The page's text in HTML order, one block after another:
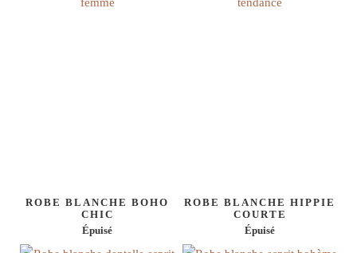
ROBE BLANCHE BOHO
CHIC
Épuisé
ROBE BLANCHE HIPPIE
COURTE
Épuisé